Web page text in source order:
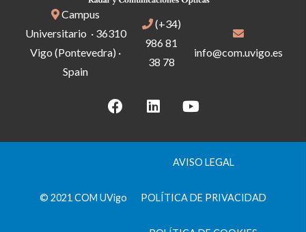
Campus
Universitario · 36310
Vigo (Pontevedra) ·
Spain
(+34)
986 81
38 78
info@com.uvigo.es
© 2021 COM UVigo
AVISO LEGAL
POLÍTICA DE PRIVACIDAD